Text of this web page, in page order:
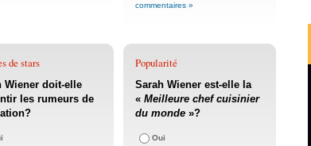
commentaires »
de stars
Wiener doit-elle
les rumeurs de
Popularité
Sarah Wiener est-elle la
« Meilleure chef cuisinier
du monde »?
Oui